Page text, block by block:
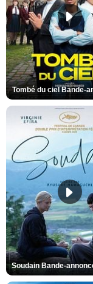
Tombé du ciel Bande-
Soudain Bande-